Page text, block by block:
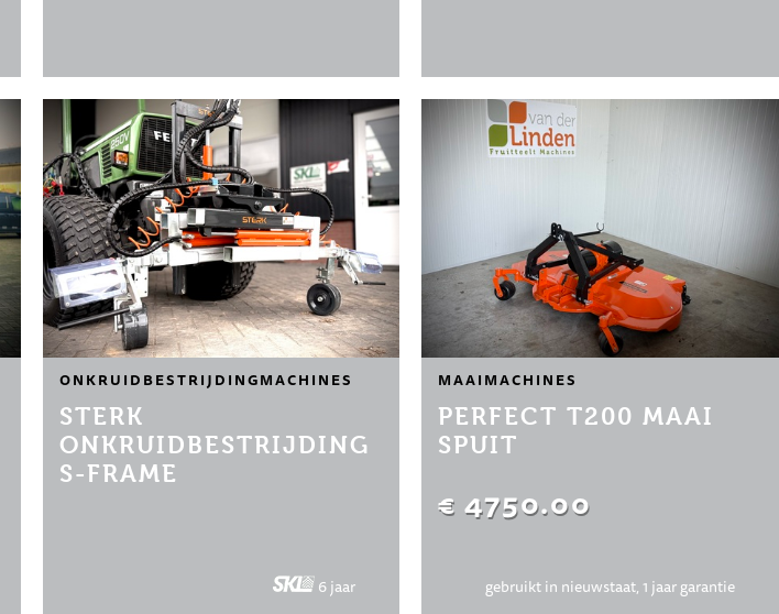
ONKRUIDBESTRIJDINGMACHINES
STERK
ONKRUIDBESTRIJDING
S-FRAME
6 jaar
MAAIMACHINES
PERFECT T200 MAAI
SPUIT
€ 4750.00
gebruikt in nieuwstaat, 1 jaar garantie